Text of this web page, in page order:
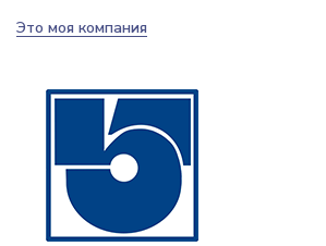
Это моя компания